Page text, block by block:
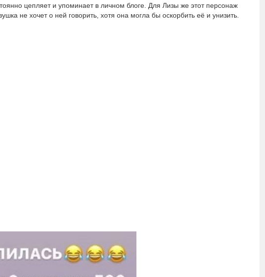
цепляет и упоминает в личном блоге. Для Лизы же этот персонаж
не хочет о ней говорить, хотя она могла бы оскорбить её и унизить.